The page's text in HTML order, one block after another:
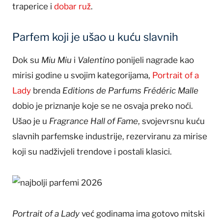
traperice i dobar ruž.
Parfem koji je ušao u kuću slavnih
Dok su Miu Miu i Valentino ponijeli nagrade kao
mirisi godine u svojim kategorijama, Portrait of a
Lady brenda Editions de Parfums Frédéric Malle
dobio je priznanje koje se ne osvaja preko noći.
Ušao je u Fragrance Hall of Fame, svojevrsnu kuću
slavnih parfemske industrije, rezerviranu za mirise
koji su nadživjeli trendove i postali klasici.
Portrait of a Lady već godinama ima gotovo mitski